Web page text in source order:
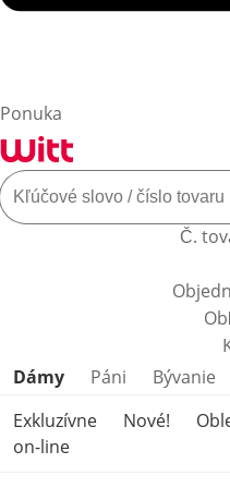
Ponuka
Č.
Preskočiť kategórie
Dámy Páni
Bývanie
Exkluzívne
on-line
Nové!